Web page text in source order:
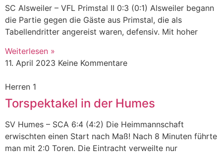
SC Alsweiler – VFL Primstal II 0:3 (0:1) Alsweiler begann
die Partie gegen die Gäste aus Primstal, die als
Tabellendritter angereist waren, defensiv. Mit hoher
Weiterlesen »
11. April 2023 Keine Kommentare
Herren 1
Torspektakel in der Humes
SV Humes – SCA 6:4 (4:2) Die Heimmannschaft
erwischten einen Start nach Maß! Nach 8 Minuten führte
man mit 2:0 Toren. Die Eintracht verweilte nur